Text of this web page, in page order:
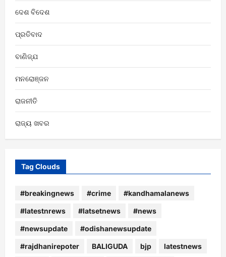
ଦେଶ ବିଦେଶ
ପ୍ରତିବାଦ
ବାଣିଜ୍ଯ
ମନରୋଞ୍ଜନ
ରାଜନୀତି
ରାଜ୍ୟ ଖବର
Tag Clouds
#breakingnews #crime #kandhamalanews
#latestnrews #latsetnews #news
#newsupdate #odishanewsupdate
#rajdhanirepoter BALIGUDA bjp latestnews